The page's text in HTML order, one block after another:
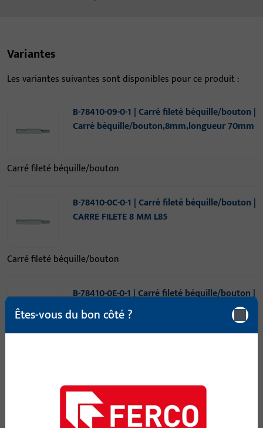
Variantes
Les variantes suivantes sont disponibles pour ce produit :
B-78410-09-0-1 | Carré fileté béquille/bouton |
Carré béquille/bouton,8mm,longueur 70mm
Carré fileté béquille/bouton
B-78410-0C-0-1 | Carré fileté béquille/bouton |
CARRE FILETE 8 MM L85
Carré fileté béquille/bouton
B-78410-0E-0-1 | Carré fileté béquille/bouton |
Carré béquille/bouton,8mm,longueur 95mm
B-78410-0I-0-1 | Carré fileté béquille/bouton |
Carré béquille/bouton,8mm,longueur
115mm
Êtes-vous du bon côté ?